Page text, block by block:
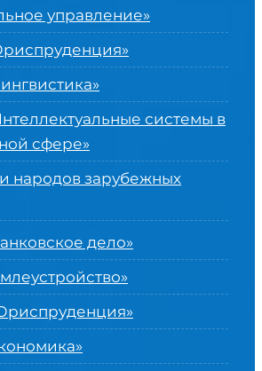
управление»
системы в
сфере»
народов зарубежных
дело»